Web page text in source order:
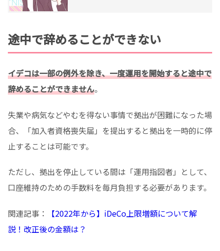
途中で辞めることができない
イデコは一部の例外を除き、一度運用を開始すると途中で
辞めることができません。
失業や病気などやむを得ない事情で拠出が困難になった場
合、「加入者資格喪失届」を提出すると拠出を一時的に停
止することは可能です。
ただし、拠出を停止している間は「運用指図者」として、
口座維持のための手数料を毎月負担する必要があります。
関連記事：
【2022年から】iDeCo上限増額について解
説！改正後の金額は？